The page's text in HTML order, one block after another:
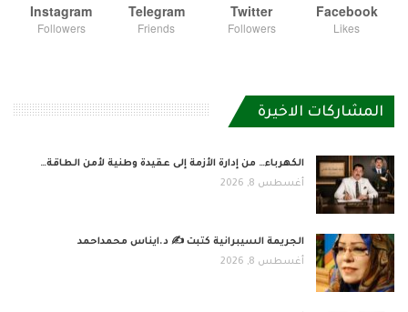
Facebook
Likes
Twitter
Followers
Telegram
Friends
Instagram
Followers
المشاركات الاخيرة
الكهرباء… من إدارة الأزمة إلى عقيدة وطنية لأمن الطاقة…
أغسطس 8, 2026
الجريمة السيبرانية كتبت ✍ د.ايناس محمداحمد
أغسطس 8, 2026